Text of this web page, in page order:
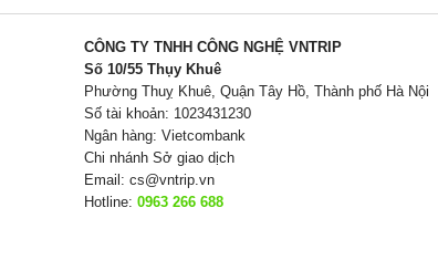
CÔNG TY TNHH CÔNG NGHỆ VNTRIP
Số 10/55 Thụy Khuê
Phường Thuỵ Khuê, Quận Tây Hồ, Thành phố Hà Nội
Số tài khoản: 1023431230
Ngân hàng: Vietcombank
Chi nhánh Sở giao dịch
Email: cs@vntrip.vn
Hotline: 0963 266 688